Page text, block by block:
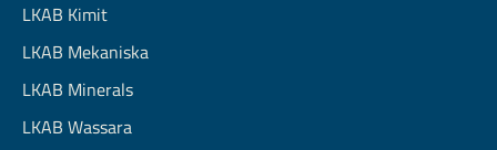
LKAB Kimit
LKAB Mekaniska
LKAB Minerals
LKAB Wassara